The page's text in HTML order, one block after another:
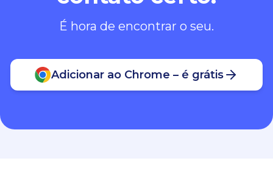
É hora de encontrar o seu.
Adicionar ao Chrome – é grátis